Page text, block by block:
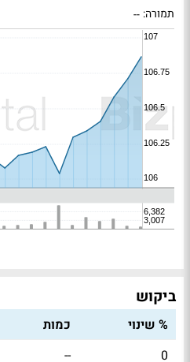
תמורה: --
ביקוש
% שינוי כמות
0
--